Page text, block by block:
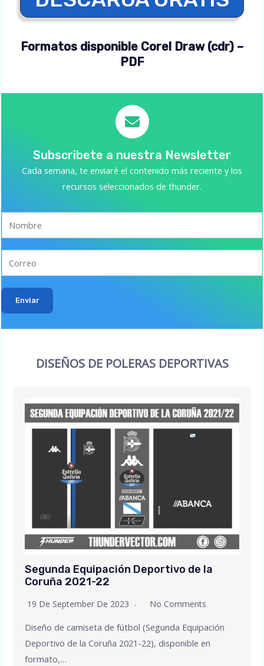
Formatos disponible Corel Draw (cdr) –
PDF
Subscribete a nuestra Newsletter
Cada semana, te enviaré el contenido más reciente y los
recursos seleccionados de thunder.
Enviar
DISEÑOS DE POLERAS DEPORTIVAS
Segunda Equipación Deportivo de la
Coruña 2021-22
19 De September De 2023 No Comments
Diseño de camiseta de fútbol (Segunda Equipación
Deportivo de la Coruña 2021-22), disponible en
formato,…